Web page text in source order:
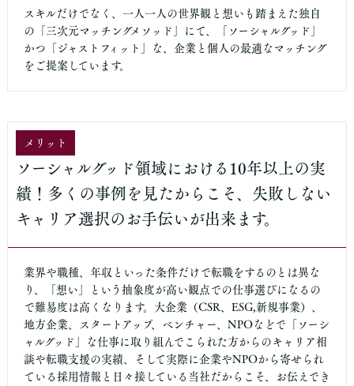
スキルだけでなく、一人一人の世界観と想いも踏まえた独自
の「三次元マッチングメソッド」にて、「ソーシャルグッド」
かつ「ジャストフィット」な、企業と個人の最適なマッチング
をご提案しています。
メリット
ソーシャルグッド領域における10年以上の実
績！多くの事例を見たからこそ、失敗しない
キャリア選択のお手伝いが出来ます。
業界や職種、年収といった条件だけで転職をするのとは異な
り、「想い」という抽象度が高い観点での仕事選びになるの
で難易度は高くなります。大企業（CSR、ESG,新規事業）、
地方企業、スタートアップ、ベンチャー、NPOなどで「ソーシ
ャルグッド」な仕事に取り組んでこられた方からのキャリア相
談や転職支援の実績、そして実際に企業やNPOから寄せられ
ている採用情報と日々接している当社だからこそ、お伝えでき